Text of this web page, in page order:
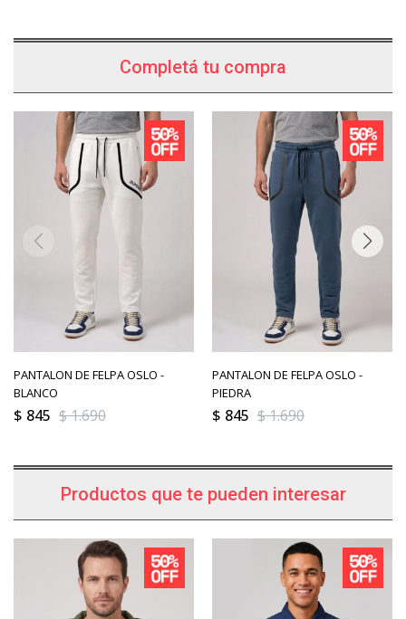
Completá tu compra
PANTALON DE FELPA OSLO -
BLANCO
$ 845 $1.690
PANTALON DE FELPA OSLO -
PIEDRA
$ 845 $1.690
Productos que te pueden interesar